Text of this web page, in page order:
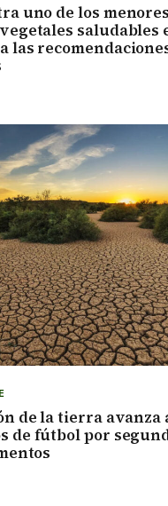
uno de los
saludables
las
de la tierra avanza
de fútbol por